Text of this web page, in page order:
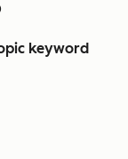
keyword